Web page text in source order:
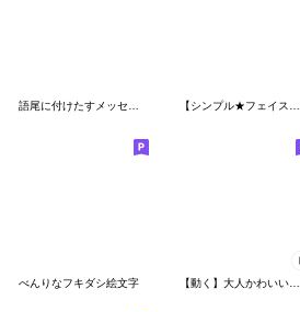
語尾に付けたすメッセージ 【シンプル★フェイス】ブラック
べんりなフキダシ絵文字